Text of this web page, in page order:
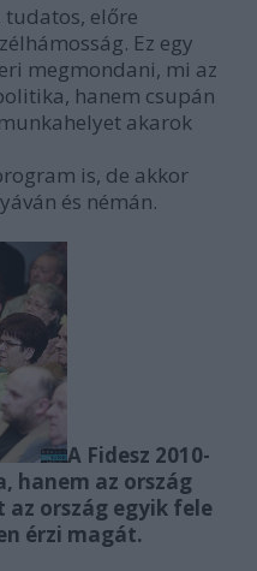
előre
Ez egy
megmondani, mi az
hanem csupán
akarok
is, de akkor
és némán.
A Fidesz 2010-
hanem az ország
az ország egyik fele
érzi magát.